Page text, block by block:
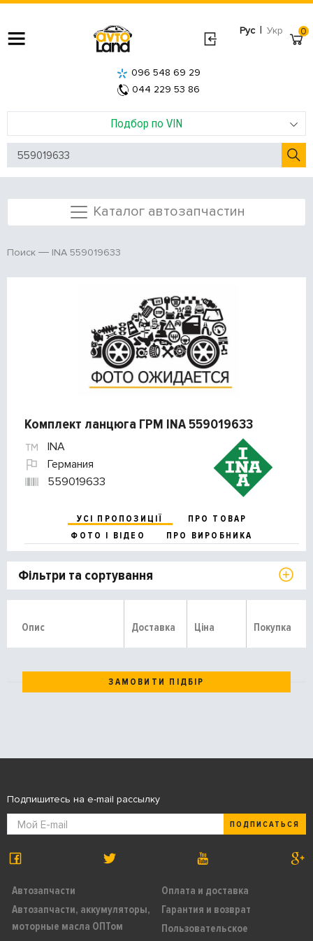
Рус | Укр
Подбор по VIN
096 548 69 29
044 229 53 86
0
Каталог автозапчастин
Поиск INA 559019633
Комплект ланцюга ГРМ INA 559019633
INA
Германия
559019633
УСІ ПРОПОЗИЦІЇ
ПРО ТОВАР
ФОТО І ВІДЕО
ПРО ВИРОБНИКА
Фільтри та сортування
Опис Доставка Ціна Покупка
ЗАМОВИТИ ПІДБІР
Автозапчасти
Автозапчасти, аккумуляторы,
моторные масла ОПТом
Оплата и доставка
Гарантия и возврат
Пользовательское
Подпишитесь на e-mail рассылку
ПОДПИСАТЬСЯ